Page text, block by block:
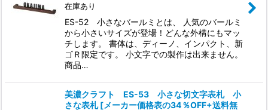
在庫あり
ES-52 小さなバールミとは、 人気のバールミ
から小さいサイズが登場！どんな外構にもマッ
チします。 書体は、ディーノ、インパクト、新
ゴＲ限定です。 小文字での製作は出来ません。
商品…
美濃クラフト ES-53 小さな切文字表札 小
さな表札 [メーカー価格表の34％OFF+送料無